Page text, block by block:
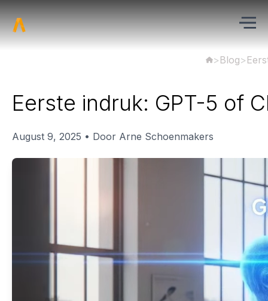
> Blog>
Eerste indruk: GPT-5 of
August 9, 2025 • Door Arne Schoenmakers